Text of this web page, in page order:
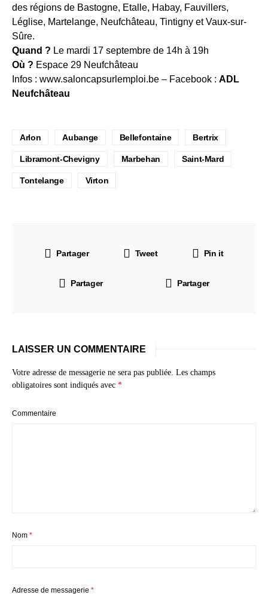
des régions de Bastogne, Etalle, Habay, Fauvillers,
Léglise, Martelange, Neufchâteau, Tintigny et Vaux-sur-
Sûre.
Quand ? Le mardi 17 septembre de 14h à 19h
Où ? Espace 29 Neufchâteau
Infos : www.saloncapsurlemploi.be – Facebook : ADL
Neufchâteau
Arlon Aubange Bellefontaine Bertrix
Libramont-Chevigny Marbehan Saint-Mard
Tontelange Virton
Partager Tweet Pin it
Partager Partager
LAISSER UN COMMENTAIRE
Votre adresse de messagerie ne sera pas publiée. Les champs
obligatoires sont indiqués avec *
Commentaire
Nom *
Adresse de messagerie *